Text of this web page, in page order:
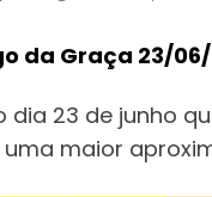
da Graça 23/
dia 23 de junho
maior